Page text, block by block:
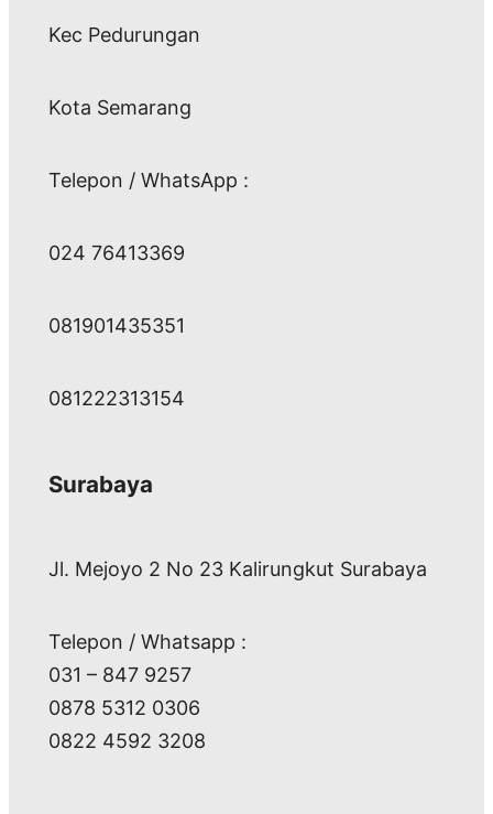
Kec Pedurungan
Kota Semarang
Telepon / WhatsApp :
024 76413369
081901435351
081222313154
Surabaya
Jl. Mejoyo 2 No 23 Kalirungkut Surabaya
Telepon / Whatsapp :
031 – 847 9257
0878 5312 0306
0822 4592 3208